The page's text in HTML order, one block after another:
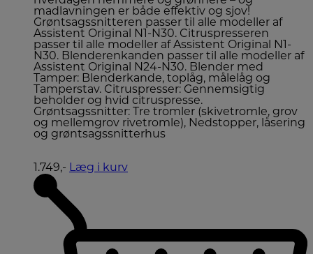
madlavningen er både effektiv og sjov!
Grøntsagssnitteren passer til alle modeller af
Assistent Original N1-N30. Citruspresseren
passer til alle modeller af Assistent Original N1-
N30. Blenderenkanden passer til alle modeller af
Assistent Original N24-N30. Blender med
Tamper: Blenderkande, toplåg, målelåg og
Tamperstav. Citruspresser: Gennemsigtig
beholder og hvid citruspresse.
Grøntsagssnitter: Tre tromler (skivetromle, grov
og mellemgrov rivetromle), Nedstopper, låsering
og grøntsagssnitterhus
1.749,- Læg i kurv